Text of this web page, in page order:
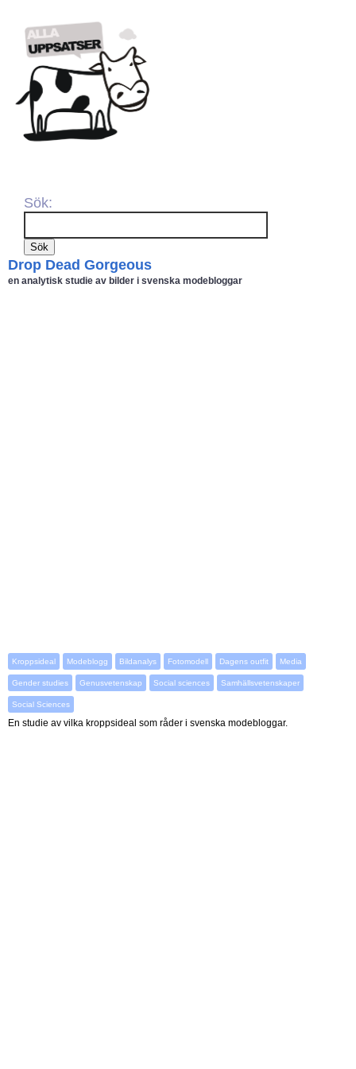
Sök:
Drop Dead Gorgeous
en analytisk studie av bilder i svenska modebloggar
Kroppsideal Modeblogg Bildanalys Fotomodell Dagens outfit Media
Gender studies Genusvetenskap Social sciences Samhällsvetenskaper
Social Sciences
En studie av vilka kroppsideal som råder i svenska modebloggar.